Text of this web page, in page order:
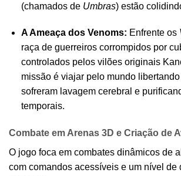
(chamados de Umbras) estão
A Ameaça dos Venoms: Enfrente os
raça de guerreiros corrompidos por
controlados pelos vilões originais
missão é viajar pelo mundo
sofreram lavagem cerebral e
temporais.
Combate em Arenas 3D e Criação de
O jogo foca em combates dinâmicos de
com comandos acessíveis e um nível de